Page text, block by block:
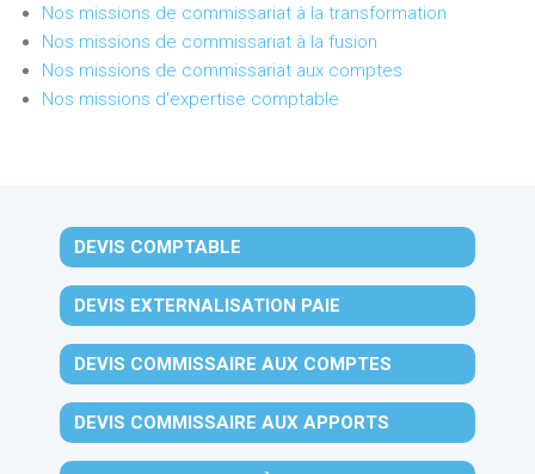
Nos missions de commissariat à la transformation
Nos missions de commissariat à la fusion
Nos missions de commissariat aux comptes
Nos missions d'expertise comptable
DEVIS COMPTABLE
DEVIS EXTERNALISATION PAIE
DEVIS COMMISSAIRE AUX COMPTES
DEVIS COMMISSAIRE AUX APPORTS